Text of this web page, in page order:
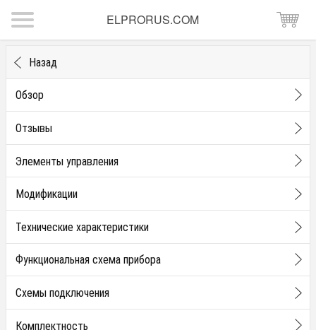
ELPRORUS.COM
Назад
Обзор
Отзывы
Элементы управления
Модификации
Технические характеристики
Функциональная схема прибора
Схемы подключения
Комплектность